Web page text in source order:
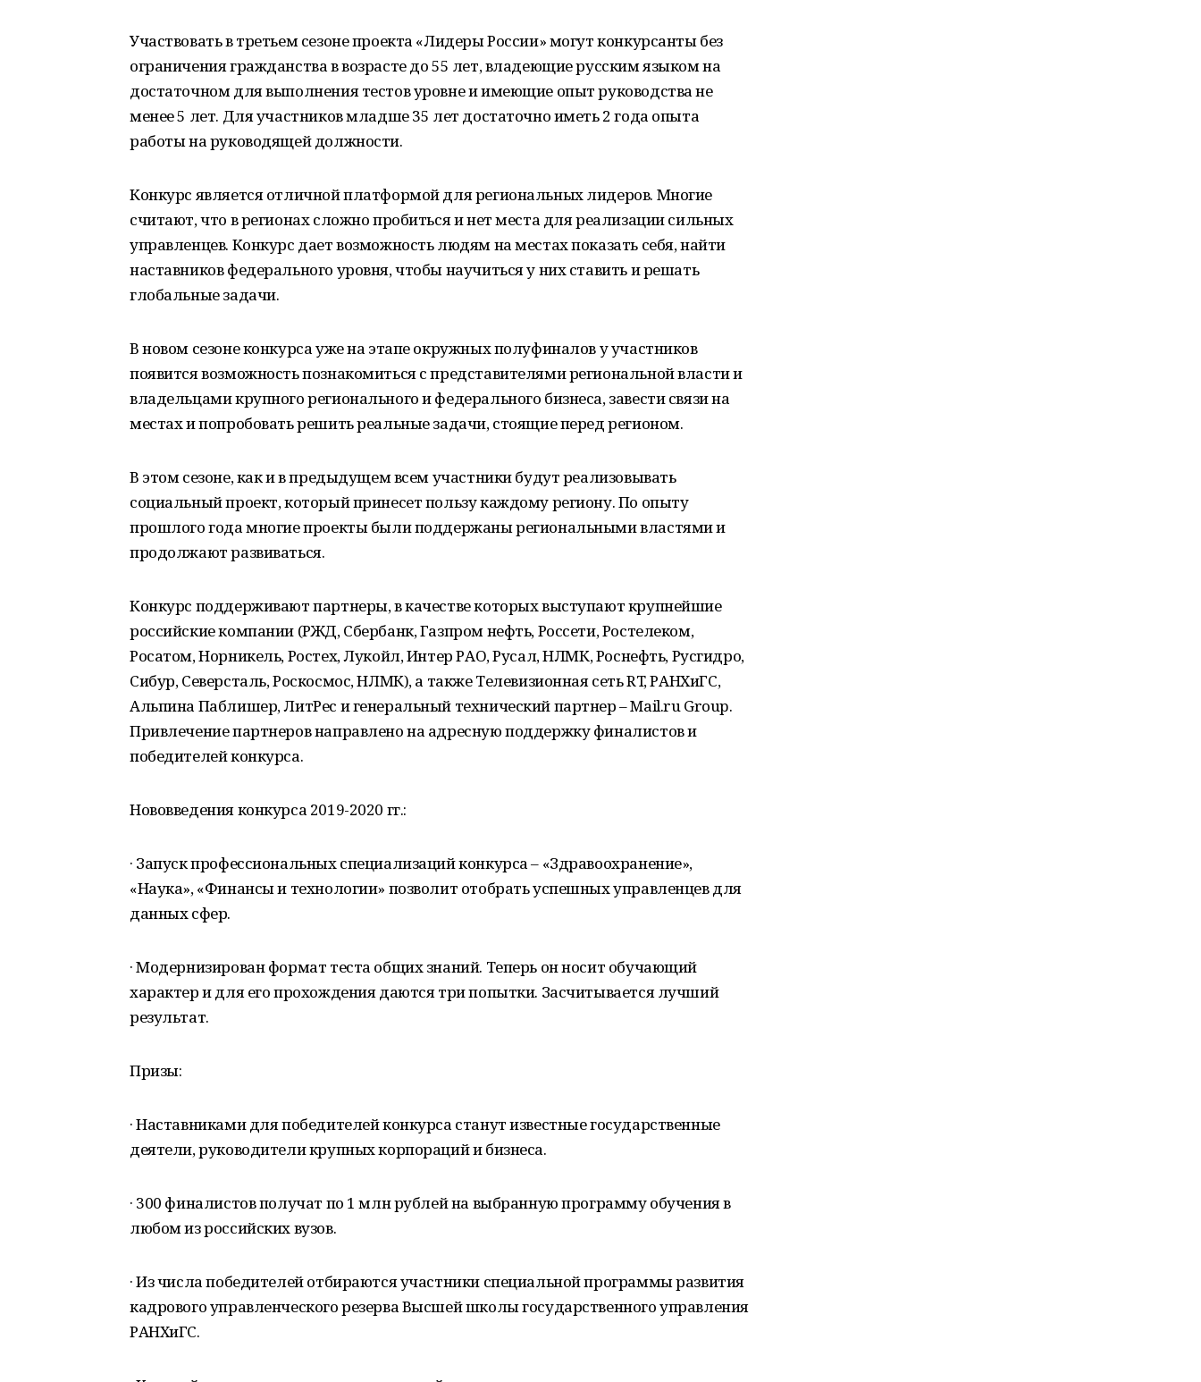
Участвовать в третьем сезоне проекта «Лидеры России» могут конкурсанты без
ограничения гражданства в возрасте до 55 лет, владеющие русским языком на
достаточном для выполнения тестов уровне и имеющие опыт руководства не
менее 5 лет. Для участников младше 35 лет достаточно иметь 2 года опыта
работы на руководящей должности.
Конкурс является отличной платформой для региональных лидеров. Многие
считают, что в регионах сложно пробиться и нет места для реализации сильных
управленцев. Конкурс дает возможность людям на местах показать себя, найти
наставников федерального уровня, чтобы научиться у них ставить и решать
глобальные задачи.
В новом сезоне конкурса уже на этапе окружных полуфиналов у участников
появится возможность познакомиться с представителями региональной власти и
владельцами крупного регионального и федерального бизнеса, завести связи на
местах и попробовать решить реальные задачи, стоящие перед регионом.
В этом сезоне, как и в предыдущем всем участники будут реализовывать
социальный проект, который принесет пользу каждому региону. По опыту
прошлого года многие проекты были поддержаны региональными властями и
продолжают развиваться.
Конкурс поддерживают партнеры, в качестве которых выступают крупнейшие
российские компании (РЖД, Сбербанк, Газпром нефть, Россети, Ростелеком,
Росатом, Норникель, Ростех, Лукойл, Интер РАО, Русал, НЛМК, Роснефть, Русгидро,
Сибур, Северсталь, Роскосмос, НЛМК), а также Телевизионная сеть RT, РАНХиГС,
Альпина Паблишер, ЛитРес и генеральный технический партнер – Mail.ru Group.
Привлечение партнеров направлено на адресную поддержку финалистов и
победителей конкурса.
Нововведения конкурса 2019-2020 гг.:
· Запуск профессиональных специализаций конкурса – «Здравоохранение»,
«Наука», «Финансы и технологии» позволит отобрать успешных управленцев для
данных сфер.
· Модернизирован формат теста общих знаний. Теперь он носит обучающий
характер и для его прохождения даются три попытки. Засчитывается лучший
результат.
Призы:
· Наставниками для победителей конкурса станут известные государственные
деятели, руководители крупных корпораций и бизнеса.
· 300 финалистов получат по 1 млн рублей на выбранную программу обучения в
любом из российских вузов.
· Из числа победителей отбираются участники специальной программы развития
кадрового управленческого резерва Высшей школы государственного управления
РАНХиГС.